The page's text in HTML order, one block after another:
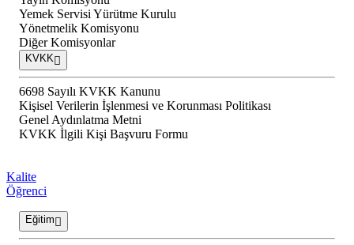
Yemek Servisi Yürütme Kurulu
Yönetmelik Komisyonu
Diğer Komisyonlar
KVKK
6698 Sayılı KVKK Kanunu
Kişisel Verilerin İşlenmesi ve Korunması Politikası
Genel Aydınlatma Metni
KVKK İlgili Kişi Başvuru Formu
Kalite
Öğrenci
Eğitim